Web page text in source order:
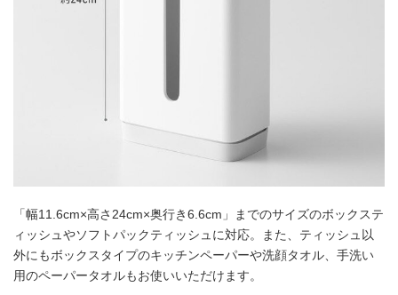
「幅11.6cm×高さ24cm×奥行き6.6cm」までのサイズのボックステ
ィッシュやソフトパックティッシュに対応。また、ティッシュ以
外にもボックスタイプのキッチンペーパーや洗顔タオル、手洗い
用のペーパータオルもお使いいただけます。